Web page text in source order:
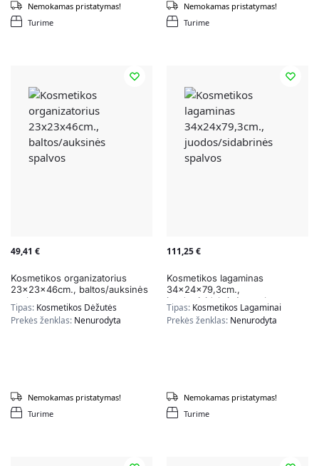
Turime
Nemokamas pristatymas!
Turime
Nemokamas pristatymas!
49,41 €
Kosmetikos organizatorius
23x23x46cm., baltos/auksinės
spalvos
Tipas: Kosmetikos Dėžutės
Prekės ženklas: Nenurodyta
Turime
Nemokamas pristatymas!
111,25€
Kosmetikos lagaminas
34x24x79,3cm.,
juodos/sidabrinės spalvos
Tipas: Kosmetikos Lagaminai
Prekės ženklas: Nenurodyta
Turime
Nemokamas pristatymas!